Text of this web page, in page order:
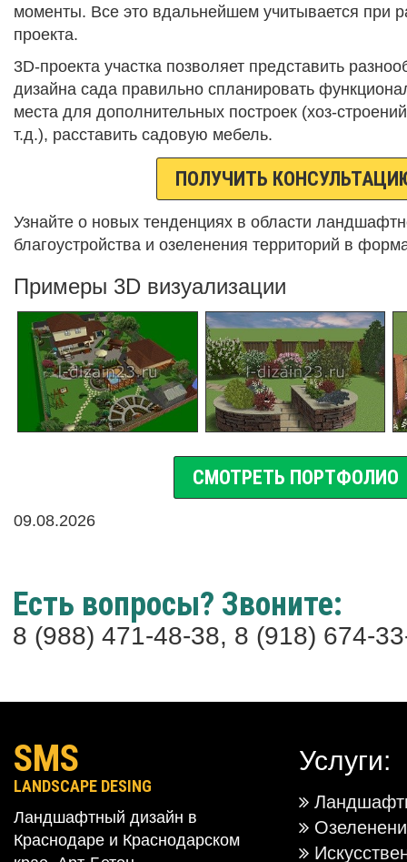
моменты. Все это вдальнейшем учитывается при
проекта.
3D-проекта участка позволяет представить
дизайна сада правильно спланировать
места для дополнительных построек (хоз-
т.д.), расставить садовую мебель.
ПОЛУЧИТЬ
Узнайте о новых тенденциях в области
благоустройства и озеленения территорий в
Примеры 3D визуализации
СМОТРЕТЬ ПОРТФОЛИО
09.08.2026
Есть вопросы? Звоните:
8 (988) 471-48-38, 8 (918) 674-
SMS
LANDSCAPE DESING
Ландшафтный дизайн в
Краснодаре и Краснодарском
Услуги: